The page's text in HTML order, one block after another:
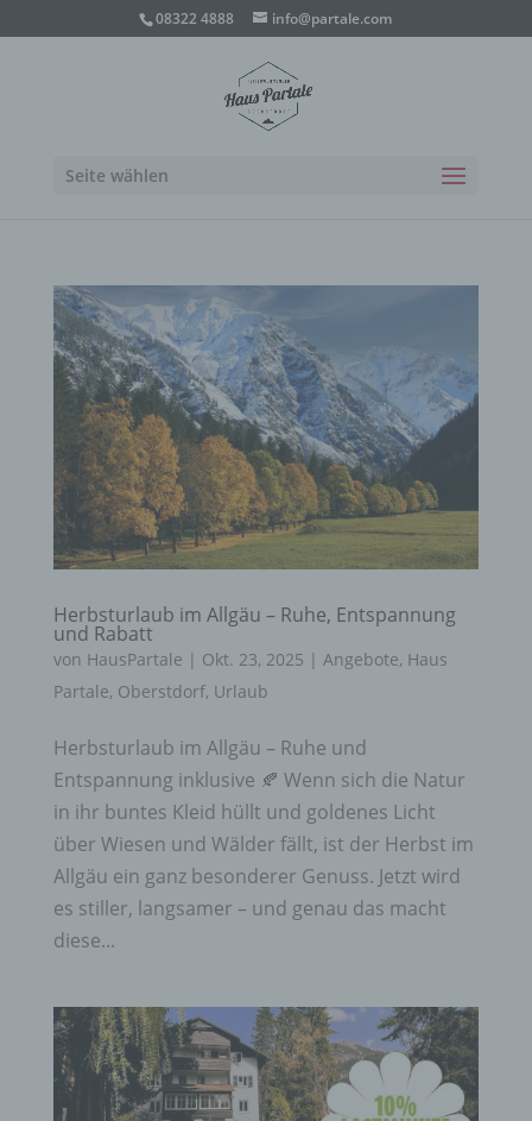
08322 4888 info@partale.com
Seite wählen
Herbsturlaub im Allgäu – Ruhe, Entspannung
und Rabatt
von HausPartale | Okt. 23, 2025 | Angebote, Haus
Partale, Oberstdorf, Urlaub
Herbsturlaub im Allgäu – Ruhe und
Entspannung inklusive 🍂 Wenn sich die Natur
in ihr buntes Kleid hüllt und goldenes Licht
über Wiesen und Wälder fällt, ist der Herbst im
Allgäu ein ganz besonderer Genuss. Jetzt wird
es stiller, langsamer – und genau das macht
diese...